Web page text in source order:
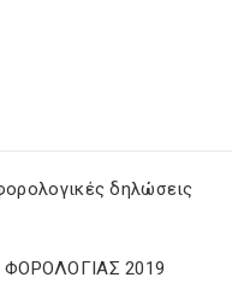
δηλώσεις
2019